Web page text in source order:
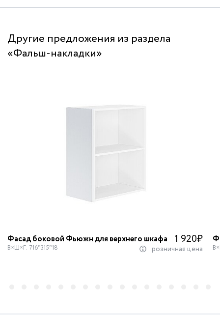
Другие предложения из раздела
«Фальш-накладки»
Фасад боковой Фьюжн для верхнего шкафа 1 920₽
В×Ш×Г: 716*315*18 розничная цена